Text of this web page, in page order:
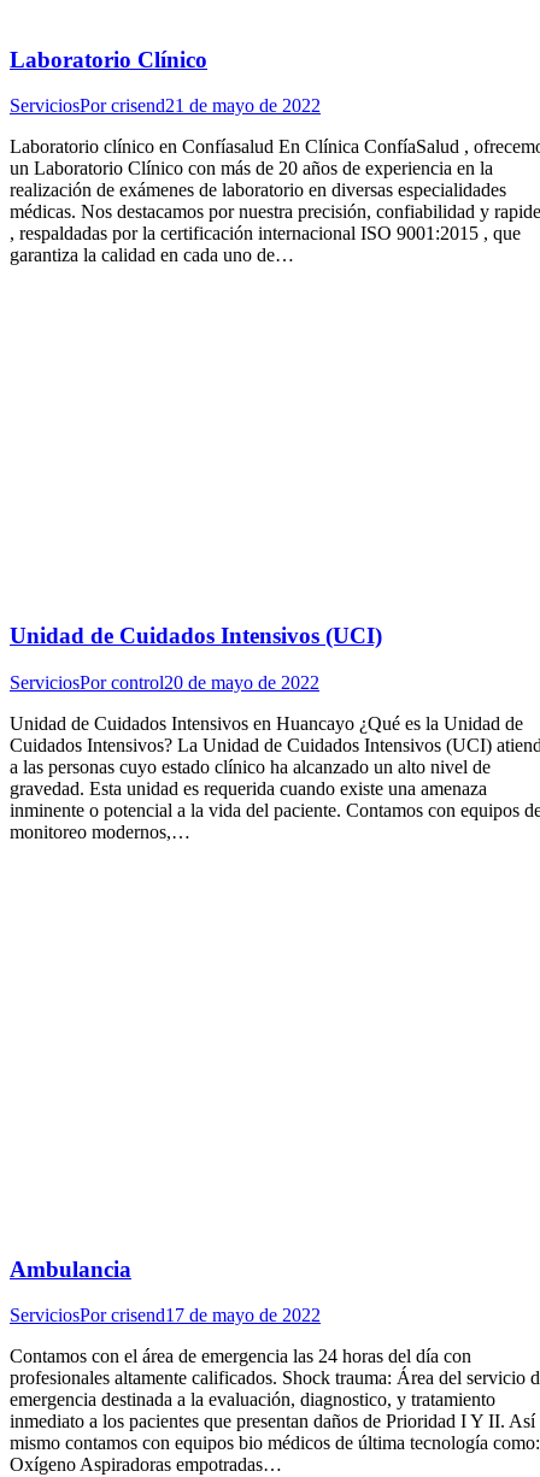
Laboratorio Clínico
ServiciosPorcrisend21 de mayo de 2022
Laboratorio clínico en Confíasalud En Clínica ConfíaSalud ,
un Laboratorio Clínico con más de 20 años de experiencia en la
realización de exámenes de laboratorio en diversas especialidades
médicas. Nos destacamos por nuestra precisión, confiabilidad y
, respaldadas por la certificación internacional ISO 9001:2015 , que
garantiza la calidad en cada uno de…
Unidad de Cuidados Intensivos (UCI)
ServiciosPorcontrol20 de mayo de 2022
Unidad de Cuidados Intensivos en Huancayo ¿Qué es la Unidad de
Cuidados Intensivos? La Unidad de Cuidados Intensivos (UCI)
a las personas cuyo estado clínico ha alcanzado un alto nivel de
gravedad. Esta unidad es requerida cuando existe una amenaza
inminente o potencial a la vida del paciente. Contamos con equipos
monitoreo modernos,…
Ambulancia
ServiciosPorcrisend17 de mayo de 2022
Contamos con el área de emergencia las 24 horas del día con
profesionales altamente calificados. Shock trauma: Área del servicio
emergencia destinada a la evaluación, diagnostico, y tratamiento
inmediato a los pacientes que presentan daños de Prioridad I Y II. Así
mismo contamos con equipos bio médicos de última tecnología como:
Oxígeno Aspiradoras empotradas…